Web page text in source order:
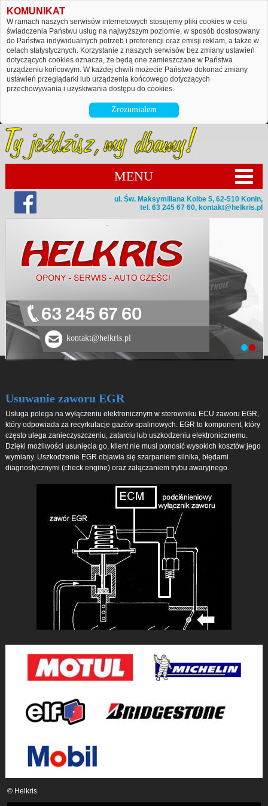
KOMUNIKAT
W ramach naszych serwisów internetowych stosujemy pliki cookies w celu
świadczenia Państwu usług na najwyższym poziomie, w sposób dostosowany
do Państwa indywidualnych potrzeb i preferencji oraz emisji reklam, a także w
celach statystycznych. Korzystanie z naszych serwisów bez zmiany ustawień
dotyczących cookies oznacza, że będą one zamieszczane w Państwa
urządzeniu końcowym. W każdej chwili możecie Państwo dokonać zmiany
ustawień przeglądarki lub urządzenia końcowego dotyczących
przechowywania i uzyskiwania dostępu do cookies.
Zrozumiałem
MENU
ul. Św. Maksymiliana Kolbe 5, 62-510 Konin,
tel. 63 245 67 60, kontakt@helkris.pl
63 245 67 60
kontakt@helkris.pl
Usuwanie zaworu EGR
Usługa polega na wyłączeniu elektronicznym w sterowniku ECU zaworu EGR,
który odpowiada za recyrkulacje gazów spalinowych. EGR to komponent, który
często ulega zanieczyszczeniu, zatarciu lub uszkodzeniu elektronicznemu.
Dzięki możliwości usunięcia go, klient nie musi ponosić wysokich kosztów jego
wymiany. Uszkodzenie EGR objawia się szarpaniem silnika, błędami
diagnostycznymi (check engine) oraz załączaniem trybu awaryjnego.
© Helkris